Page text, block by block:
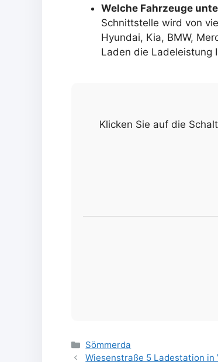
Welche Fahrzeuge
Schnittstelle wird von
Hyundai, Kia, BMW,
Laden die Ladeleistung
Klicken Sie auf die
Categories
Sömmerda
Wiesenstraße 5 Ladestation in